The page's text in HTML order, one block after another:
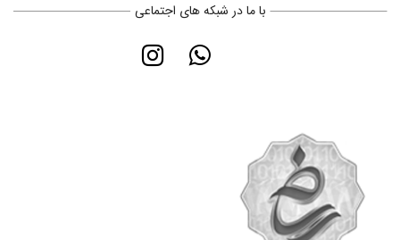
با ما در شبکه های اجتماعی